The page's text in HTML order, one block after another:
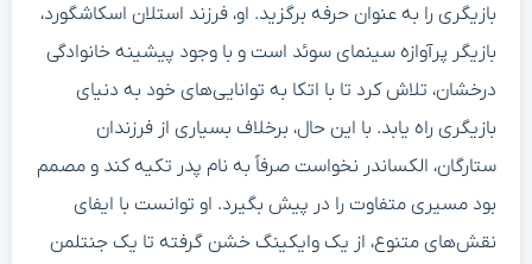
بازیگری را به عنوان حرفه برگزید. او، فرزند استلان اسکاشگورد،
بازیگر پرآوازه سینمای سوئد است و با وجود پیشینه خانوادگی
درخشان، تلاش کرد تا با اتکا به توانایی‌های خود به دنیای
بازیگری راه یابد. با این حال، برخلاف بسیاری از فرزندان
ستارگان، الکساندر نخواست صرفاً به نام پدر تکیه کند و مصمم
بود مسیری متفاوت را در پیش بگیرد. او توانست با ایفای
نقش‌های متنوع، از یک وایکینگ خشن گرفته تا یک جنتلمن